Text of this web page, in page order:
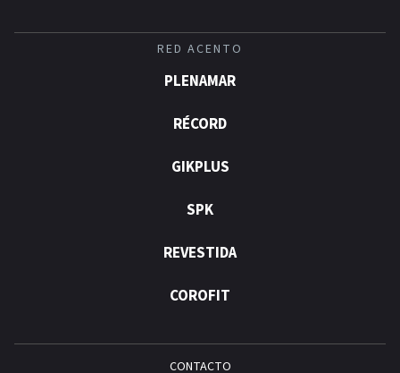
RED ACENTO
PLENAMAR
RÉCORD
GIKPLUS
SPK
REVESTIDA
COROFIT
CONTACTO